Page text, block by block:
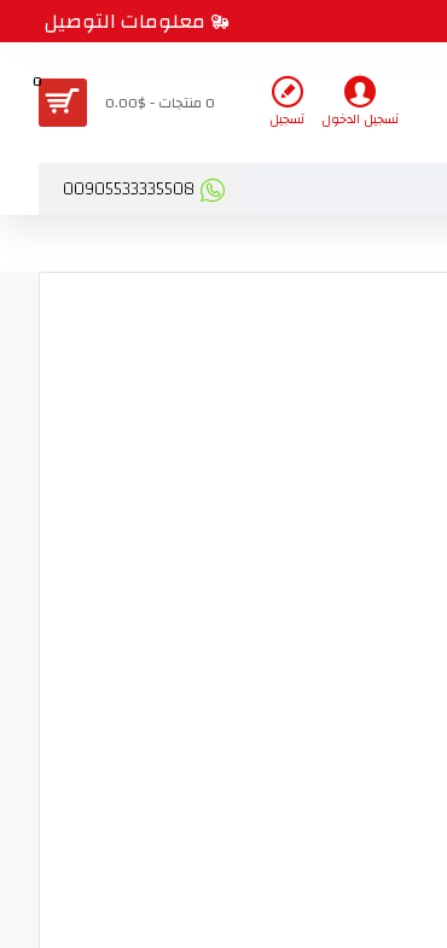
معلومات التوصيل
تسجيل الدخول تسجيل
0 منتجات - $0.00
0
00905533335508